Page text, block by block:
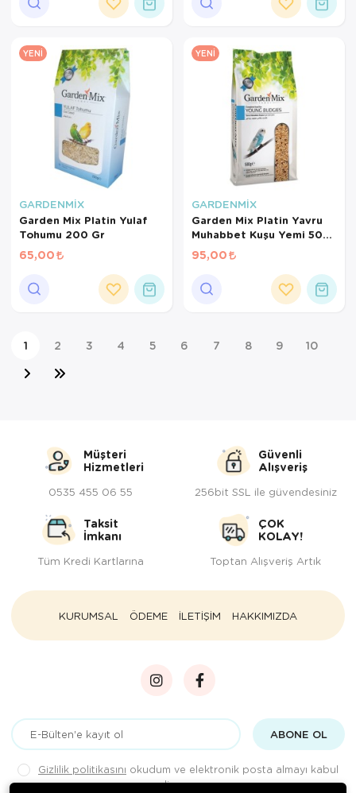
YENI
GARDENMİX
Garden Mix Platin Yulaf
Tohumu 200 Gr
65,00
YENI
GARDENMİX
Garden Mix Platin Yavru
Muhabbet Kuşu Yemi 500
Gr
95,00
1 2 3 4 5 6 7 8 9 10
Müşteri
Hizmetleri
0535 455 06 55
Güvenli
Alışveriş
256bit SSL ile güvendesiniz
Taksit
İmkanı
Tüm Kredi Kartlarına
ÇOK
KOLAY!
Toptan Alışveriş Artık
KURUMSAL ÖDEME İLETİŞİM HAKKIMIZDA
ABONE OL
Gizlilik politikasını okudum ve elektronik posta almayı kabul
ediyorum.